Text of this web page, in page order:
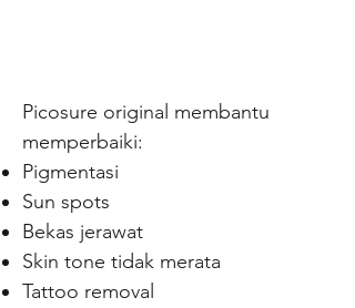
Picosure original membantu
memperbaiki:
Pigmentasi
Sun spots
Bekas jerawat
Skin tone tidak merata
Tattoo removal